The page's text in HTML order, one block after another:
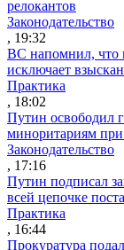
релокантов
Законодательство
, 19:32
ВС напомнил, что
исключает
Практика
, 18:02
Путин освободил
миноритариям при
Законодательство
, 17:16
Путин подписал
всей цепочке
Практика
, 16:44
Прокуратура